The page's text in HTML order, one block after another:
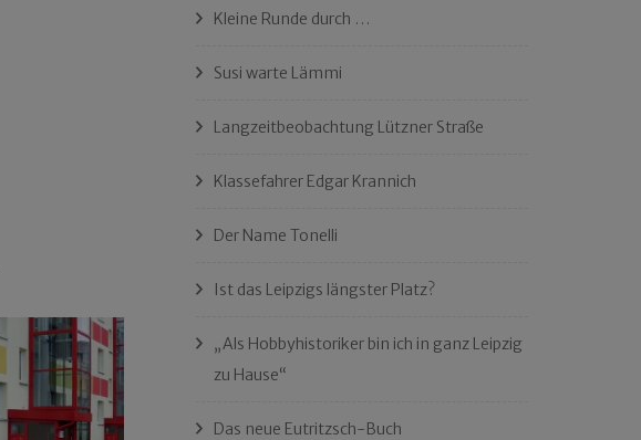
Kleine Runde durch …
Susi warte Lämmi
Langzeitbeobachtung Lützner Straße
Klassefahrer Edgar Krannich
Der Name Tonelli
Ist das Leipzigs längster Platz?
„Als Hobbyhistoriker bin ich in ganz Leipzig
zu Hause“
Das neue Eutritzsch-Buch